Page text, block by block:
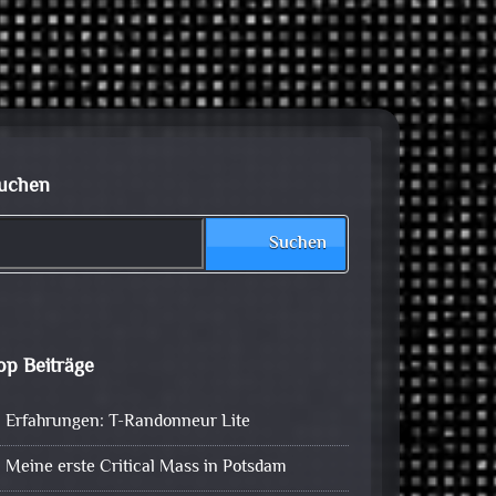
Suchen
Beiträge
Erfahrungen: T-Randonneur Lite
Meine erste Critical Mass in Potsdam